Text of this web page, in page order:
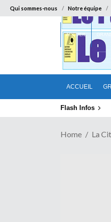
Qui sommes-nous Notre équipe
ACCUEIL
ACCUEIL
Flash Infos
Home La